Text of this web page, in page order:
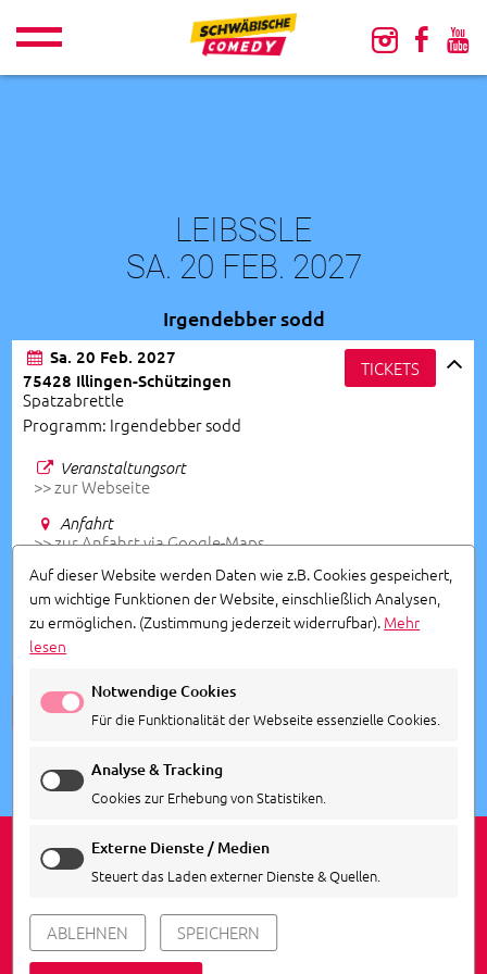
LEIBSSLE
SA. 20 FEB. 2027
Irgendebber sodd
Sa. 20 Feb. 2027
75428 Illingen-Schützingen
Spatzabrettle
Programm: Irgendebber sodd
TICKETS
Veranstaltungsort
>> zur Webseite
Anfahrt
>> zur Anfahrt via Google-Maps
Infos
- Veranstalter: Spatzabrettle
ALLE TERMINE ANSEHEN
IMPRESSUM DATENSCHUTZ
COOKIE EINSTELLUNGEN
© 2026Agentur Siedepunkt
Auf dieser Website werden Daten wie z.B. Cookies gespeichert,
um wichtige Funktionen der Website, einschließlich Analysen,
zu ermöglichen. (Zustimmung jederzeit widerrufbar). Mehr
lesen
Notwendige Cookies
Für die Funktionalität der Webseite essenzielle Cookies.
Analyse & Tracking
Cookies zur Erhebung von Statistiken.
Externe Dienste / Medien
Steuert das Laden externer Dienste & Quellen.
ABLEHNEN SPEICHERN